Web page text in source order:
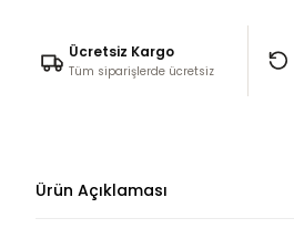
Ücretsiz Kargo
Tüm siparişlerde ücretsiz
Ürün Açıklaması